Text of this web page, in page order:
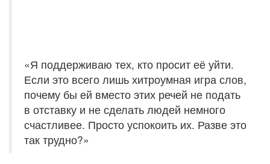
«Я поддерживаю тех, кто просит её уйти.
Если это всего лишь хитроумная игра слов,
почему бы ей вместо этих речей не подать
в отставку и не сделать людей немного
счастливее. Просто успокоить их. Разве это
так трудно?»